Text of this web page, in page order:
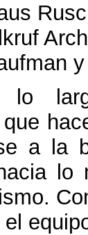
lo
a la
lo
.